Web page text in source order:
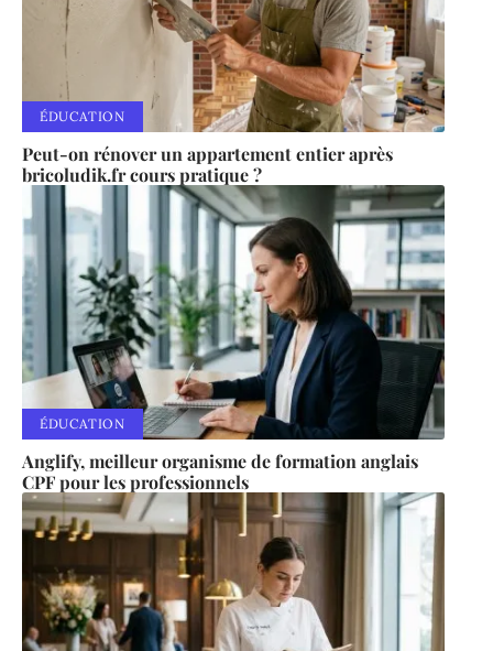
ÉDUCATION
Peut-on rénover un appartement entier après
bricoludik.fr cours pratique ?
ÉDUCATION
Anglify, meilleur organisme de formation anglais
CPF pour les professionnels